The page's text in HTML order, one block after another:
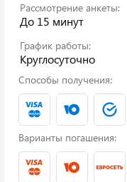
Рассмотрение анкеты:
До 15 минут
График работы:
Круглосуточно
Способы получения:
Варианты погашения: